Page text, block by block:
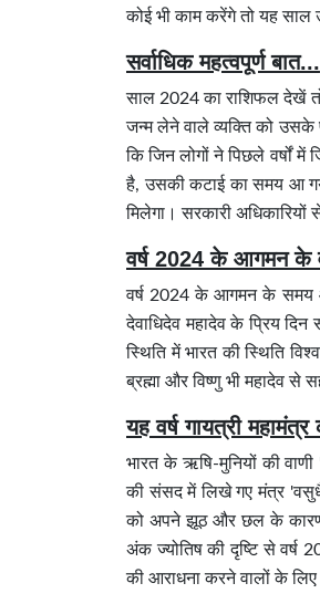
कोई भी काम करेंगे तो यह
सर्वाधिक महत्वपूर्ण बात...
साल 2024 का राशिफल देखें
जन्म लेने वाले व्यक्ति को उसके
कि जिन लोगों ने पिछले वर्षों
है, उसकी कटाई का समय आ
मिलेगा। सरकारी अधिकारियों
वर्ष 2024 के आगमन के
वर्ष 2024 के आगमन के समय
देवाधिदेव महादेव के प्रिय
स्थिति में भारत की स्थिति
ब्रह्मा और विष्णु भी महादेव से
यह वर्ष गायत्री
भारत के ऋषि-मुनियों की
की संसद में लिखे गए मंत्र
को अपने झूठ और छल के कारण
अंक ज्योतिष की दृष्टि से वर्ष
की आराधना करने वालों के लिए